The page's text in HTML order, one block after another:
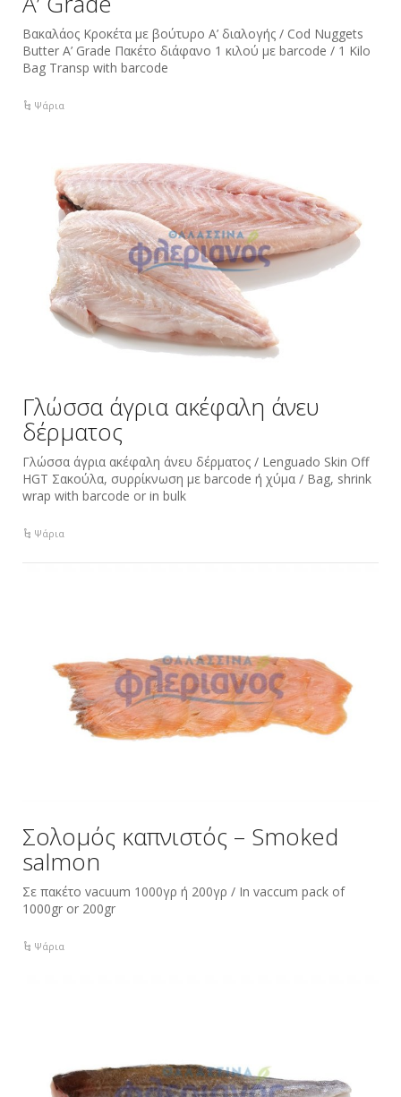
Bακαλάος Κροκέτα με βούτυρο Α’ διαλογής / Cod Nuggets
Butter A’ Grade Πακέτο διάφανο 1 κιλού με barcode / 1 Kilo
Bag Transp with barcode
Ψάρια
Γλώσσα άγρια ακέφαλη άνευ
δέρματος
Γλώσσα άγρια ακέφαλη άνευ δέρματος / Lenguado Skin Off
HGT Σακούλα, συρρίκνωση με barcode ή χύμα / Bag, shrink
wrap with barcode or in bulk
Ψάρια
Σολομός καπνιστός – Smoked
salmon
Σε πακέτο vacuum 1000γρ ή 200γρ / In vaccum pack of
1000gr or 200gr
Ψάρια